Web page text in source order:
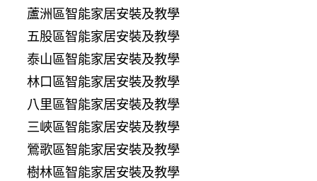
蘆洲區智能家居安裝及教學
五股區智能家居安裝及教學
泰山區智能家居安裝及教學
林口區智能家居安裝及教學
八里區智能家居安裝及教學
三峽區智能家居安裝及教學
鶯歌區智能家居安裝及教學
樹林區智能家居安裝及教學